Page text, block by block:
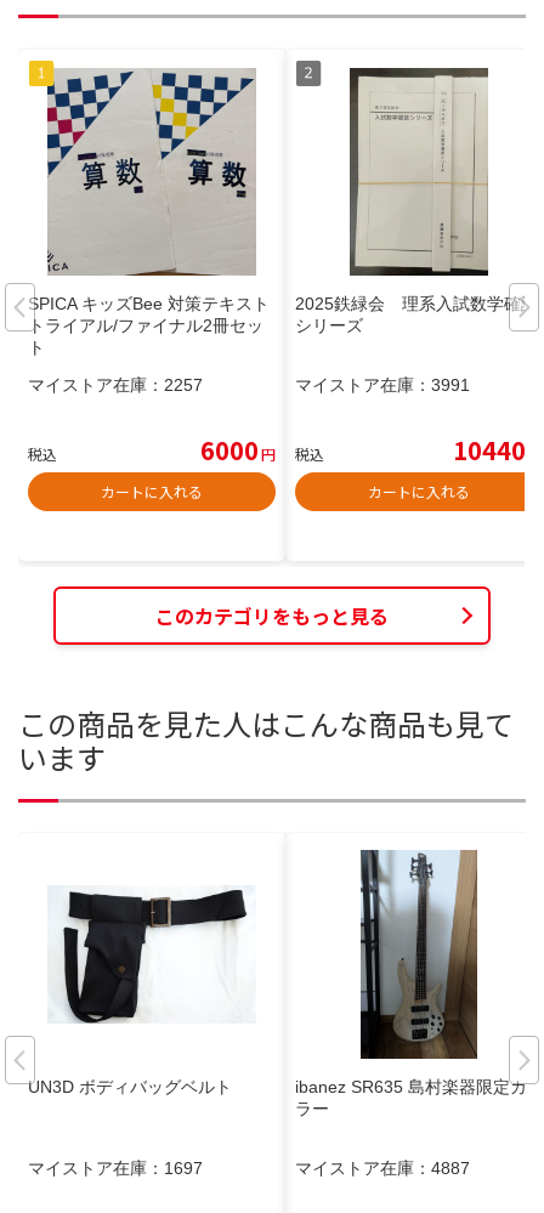
SPICA キッズBee 対策テキスト
トライアル/ファイナル2冊セッ
ト
マイストア在庫： 2257
税込 6000円
カートに入れる
2025鉄緑会 理系入試数学確認
シリーズ
マイストア在庫： 3991
税込 10440
カートに入れる
このカテゴリをもっと見る
この商品を見た人はこんな商品も見て
います
UN3D ボディバッグベルト
マイストア在庫： 1697
ibanez SR635 島村楽器限定カ
ラー
マイストア在庫： 4887